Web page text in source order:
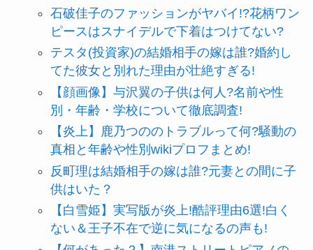
石破佳子のファッションがヤバイ!?花柄ワン
ピースはスナイデルで下着はつけてない?
テスタ(投資家)の結婚相手の嫁は誰?婚約し
てた彼女と別れた理由が壮絶すぎる!
【顔画像】与沢翼の子供は何人?名前や性
別・年齢・学校について徹底調査!
【炎上】鹿乃つののトラブルって何?騒動の
真相と年齢や性別wikiプロフまとめ!
反町理は結婚相手の嫁は誰?元妻との間に子
供はいた？
【白雪姫】実写版が炎上!酷評理由6選!白く
ない＆王子不在で逆に気になるの声も!